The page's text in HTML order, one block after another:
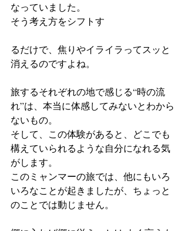
なっていました。
そう考え方をシフトす
るだけで、焦りやイライラってスッと
消えるのですよね。
旅するそれぞれの地で感じる“時の流
れ”は、本当に体感してみないとわから
ないもの。
そして、この体験があると、どこでも
構えていられるような自分になれる気
がします。
このミャンマーの旅では、他にもいろ
いろなことが起きましたが、ちょっと
のことでは動じません。